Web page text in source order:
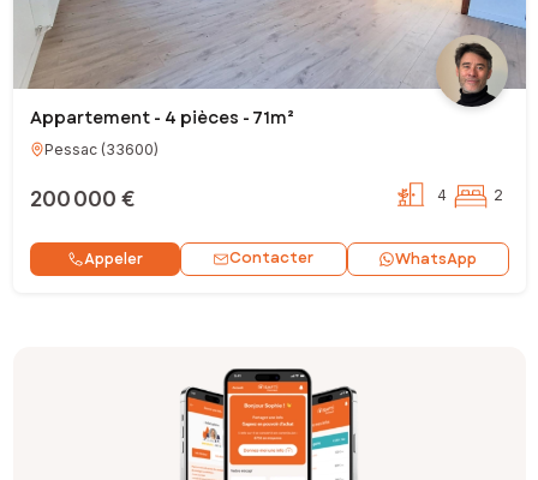
Appartement - 4 pièces - 71m²
Pessac(33600)
200 000 € 4 2
Appeler Contacter WhatsApp